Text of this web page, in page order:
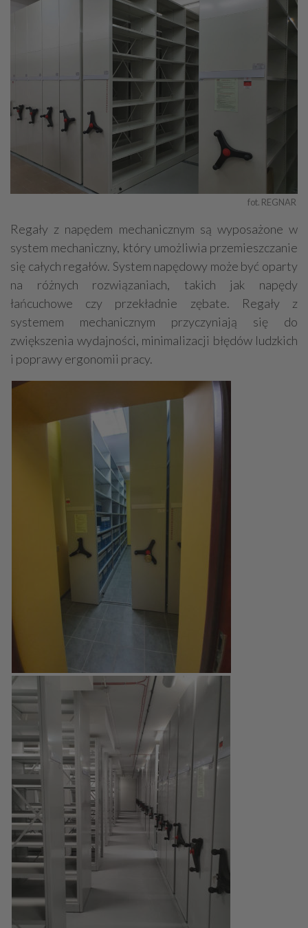
fot. REGNAR
Regały z napędem mechanicznym są wyposażone w
system mechaniczny, który umożliwia przemieszczanie
się całych regałów. System napędowy może być oparty
na różnych rozwiązaniach, takich jak napędy
łańcuchowe czy przekładnie zębate. Regały z
systemem mechanicznym przyczyniają się do
zwiększenia wydajności, minimalizacji błędów ludzkich
i poprawy ergonomii pracy.